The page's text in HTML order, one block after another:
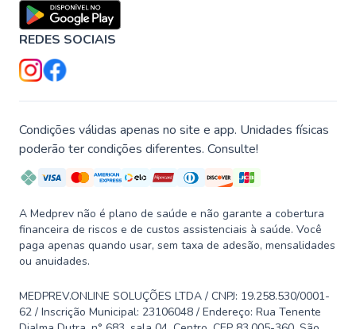
REDES SOCIAIS
Condições válidas apenas no site e app. Unidades físicas
poderão ter condições diferentes. Consulte!
A Medprev não é plano de saúde e não garante a cobertura
financeira de riscos e de custos assistenciais à saúde. Você
paga apenas quando usar, sem taxa de adesão, mensalidades
ou anuidades.
MEDPREV.ONLINE SOLUÇÕES LTDA / CNPJ: 19.258.530/0001-
62 / Inscrição Municipal: 23106048 / Endereço: Rua Tenente